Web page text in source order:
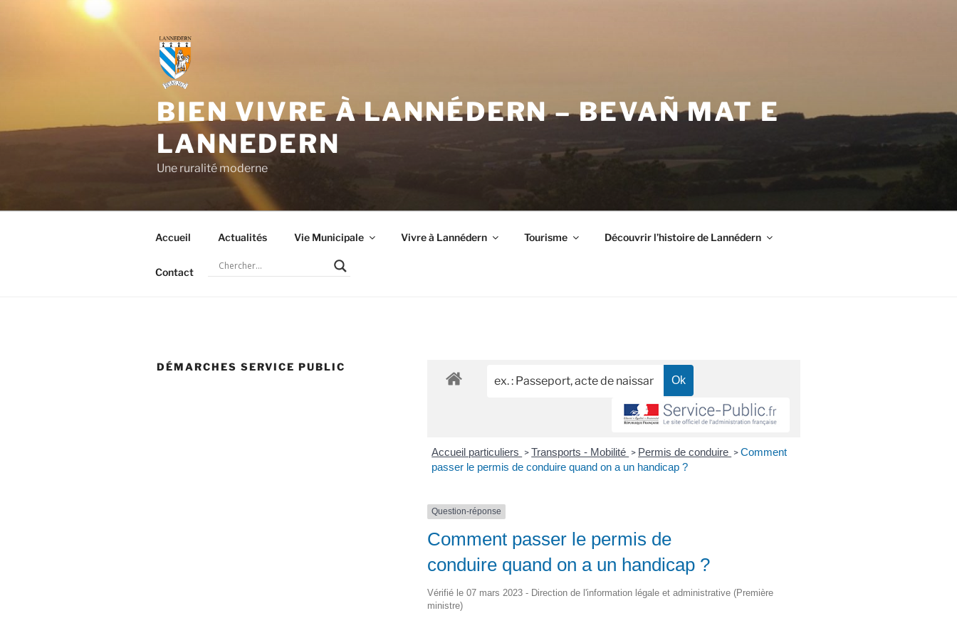
BIEN VIVRE À LANNÉDERN – BEVAÑ MAT E
LANNEDERN
Une ruralité moderne
Accueil Actualités Vie Municipale Vivre à Lannédern Tourisme Découvrir l’histoire de Lannédern
Contact
DÉMARCHES SERVICE PUBLIC
Accueil particuliers >Transports - Mobilité > Permis de conduire >Comment
passer le permis de conduire quand on a un handicap ?
Question-réponse
Comment passer le permis de
conduire quand on a un handicap ?
Vérifié le 07 mars 2023 - Direction de l'information légale et administrative (Première
ministre)